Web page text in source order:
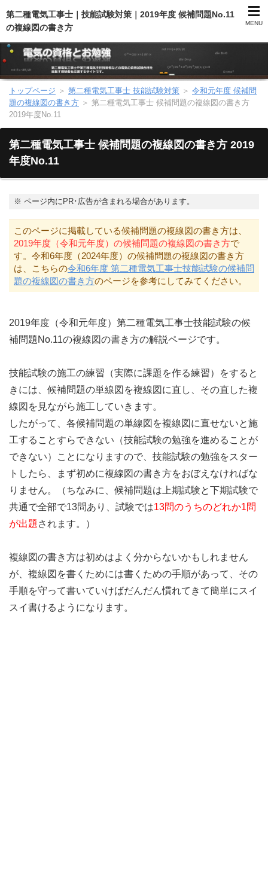
第二種電気工事士｜技能試験対策｜2019年度 候補問題No.11
の複線図の書き方
MENU
第二種電気工事士（総合）
第二種電気工事士（技能試験）
電気のお勉強
電気数学のお勉強
トップページ ＞ 第二種電気工事士 技能試験対策 ＞ 令和元年度 候補問
題の複線図の書き方 ＞ 第二種電気工事士 候補問題の複線図の書き方
2019年度No.11
第二種電気工事士 候補問題の複線図の書き方 2019
年度No.11
※ ページ内にPR･広告が含まれる場合があります。
このページに掲載している候補問題の複線図の書き方は、
2019年度（令和元年度）の候補問題の複線図の書き方で
す。令和6年度（2024年度）の候補問題の複線図の書き方
は、こちらの令和6年度 第二種電気工事士技能試験の候補問
題の複線図の書き方のページを参考にしてみてください。
2019年度（令和元年度）第二種電気工事士技能試験の候
補問題No.11の複線図の書き方の解説ページです。
技能試験の施工の練習（実際に課題を作る練習）をすると
きには、候補問題の単線図を複線図に直し、その直した複
線図を見ながら施工していきます。
したがって、各候補問題の単線図を複線図に直せないと施
工することすらできない（技能試験の勉強を進めることが
できない）ことになりますので、技能試験の勉強をスター
トしたら、まず初めに複線図の書き方をおぼえなければな
りません。（ちなみに、候補問題は上期試験と下期試験で
共通で全部で13問あり、試験では13問のうちのどれか1問
が出題 されます。）
複線図の書き方は初めはよく分からないかもしれません
が、複線図を書くためには書くための手順があって、その
手順を守って書いていけばだんだん慣れてきて簡単にスイ
スイ書けるようになります。